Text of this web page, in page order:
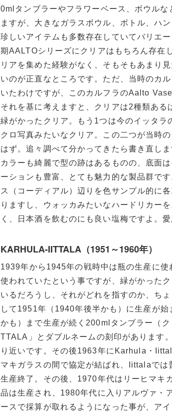
0mlタンブラーやフラワーベース、ボウルな
ますが、大きなガラスボウル、ボトル、ハ
珍しいアイテムも多数存在していてバリエ
期AALTOシリーズにクリアはもちろん存在
リアを集めた経験がなく、そもそもあまり
いのが正直なところです。ただ、当時のカ
いたわけですが、このカルフラのAalto
それを基に考えますと、クリアは2種類ある
緑がかったクリア。もう1つは今のイッタラ
クロ写真みたいなクリア。この二つが当時
はず。追々調べて分かってきたら書き直し
カラーも綺麗で型の跡はあるものの、底面
ーションも豊富、とても魅力的な製品群で
ス（コーディアル）辺りを色サンプル的に
りますし、ウォッカみたいなハードリカー
く、日本酒を飲むのにも良い塩梅ですよ。愛
KARHULA-IITTALA（1951～1960年）
1939年から1945年の戦時中は瓶の生産に使
使われていたという事ですが、緑がかった
いるだろうし、それがどれを指すのか、ち
して1951年（1940年後半かも）に生産が
かも）まで生産が続く200mlタンブラー（
TTALA」とダブルネームの刻印があります
り近いです。その後1963年にKarhula・
マキガラスの間で協定が結ばれ、Iittalaでは
生産終了。その後、1970年代はリーヒマキ
品は生産され、1980年代に入りアルヴァ・
ースで採算が取れるようになった事が、ア